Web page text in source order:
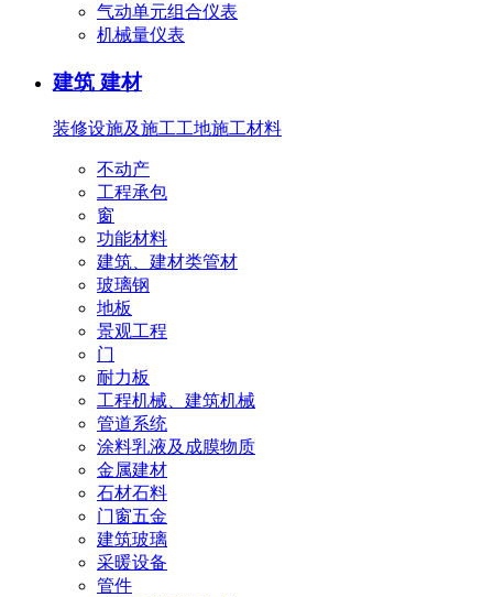
气动单元组合仪表
机械量仪表
建筑 建材
装修设施及施工工地施工材料
不动产
工程承包
窗
功能材料
建筑、建材类管材
玻璃钢
地板
景观工程
门
耐力板
工程机械、建筑机械
管道系统
涂料乳液及成膜物质
金属建材
石材石料
门窗五金
建筑玻璃
采暖设备
管件